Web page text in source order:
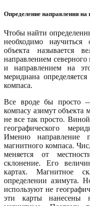
Определение направления на
Чтобы найти
необходимо
объекта называется
направлением
и направлением на
меридиана
компаса.
Все вроде бы просто
компасу азимут объекта
не все так просто.
географического
Именно направление
магнитного компаса.
меняется от
склонение. Его
картах. Магнитное
определении азимута.
используют не
эти карты нанесены